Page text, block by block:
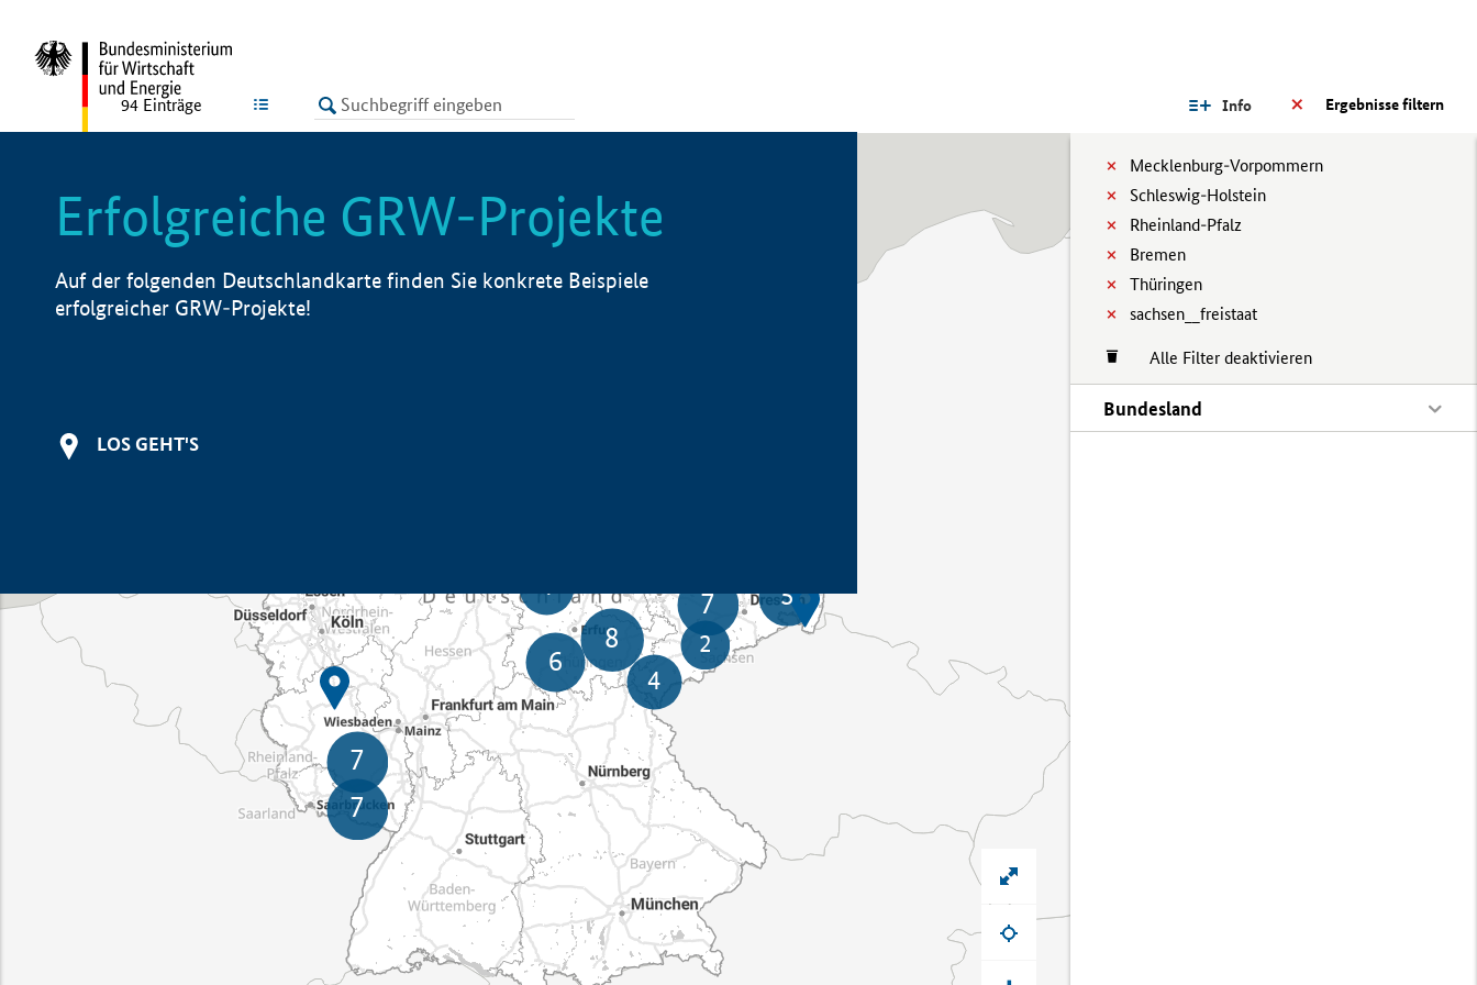
LISTE Ergebnisse filtern
Info
Mecklenburg-Vorpommern
Schleswig-Holstein
Rheinland-Pfalz
Bremen
Thüringen
sachsen__freistaat
Alle Filter deaktivieren
Bundesland
94 Einträge
Erfolgreiche GRW-Projekte
Auf der folgenden Deutschlandkarte finden Sie konkrete Beispiele
erfolgreicher GRW-Projekte!
LOS GEHT'S